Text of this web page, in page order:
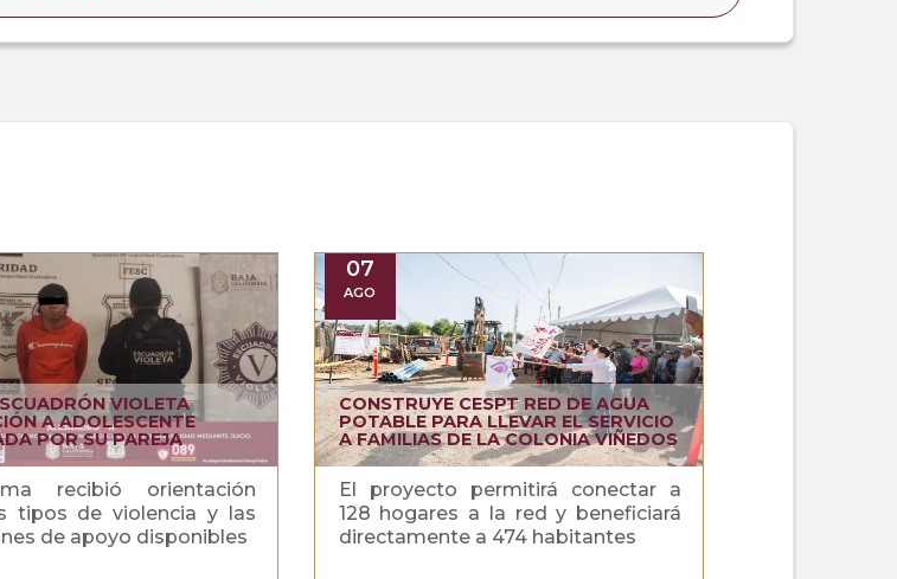
VIOLETA
A ADOLESCENTE
POR SU PAREJA
recibió orientación
tipos de violencia y las
de apoyo disponibles
07
AGO
CONSTRUYE CESPT RED DE AGUA
POTABLE PARA LLEVAR EL SERVICIO
A FAMILIAS DE LA COLONIA VIÑEDOS
El proyecto permitirá conectar a
128 hogares a la red y beneficiará
directamente a 474 habitantes